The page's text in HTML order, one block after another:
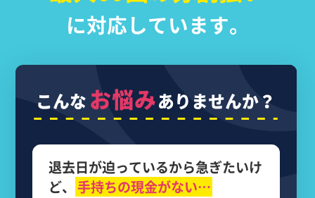
に対応しています。
こんなお悩みありませんか？
退去日が迫っているから急ぎたいけ
ど、 手持ちの現金がない…